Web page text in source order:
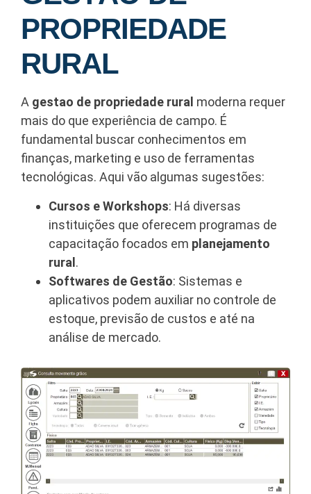
PROPRIEDADE
RURAL
A gestao de propriedade rural moderna requer
mais do que experiência de campo. É
fundamental buscar conhecimentos em
finanças, marketing e uso de ferramentas
tecnológicas. Aqui vão algumas sugestões:
Cursos e Workshops: Há diversas
instituições que oferecem programas de
capacitação focados em planejamento
rural .
Softwares de Gestão: Sistemas e
aplicativos podem auxiliar no controle de
estoque, previsão de custos e até na
análise de mercado.